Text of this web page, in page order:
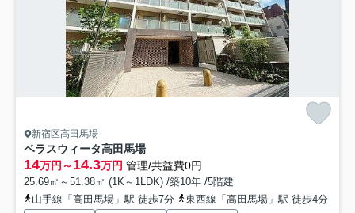
新宿区高田馬場
ベラスウィータ高田馬場
14万円～14.3万円 管理/共益費0円
25.69㎡～51.38㎡ (1K～1LDK) /築10年 /5階建
山手線「高田馬場」駅 徒歩7分
東西線「高田馬場」駅 徒歩4分